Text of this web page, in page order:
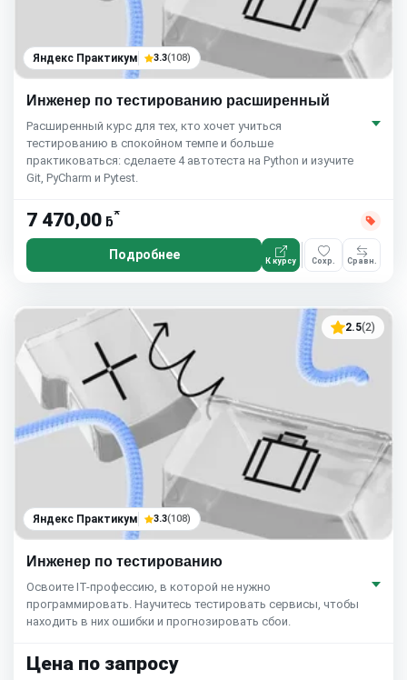
Яндекс Практикум 3.3(108)
Инженер по тестированию расширенный
Расширенный курс для тех, кто хочет учиться
тестированию в спокойном темпе и больше
практиковаться: сделаете 4 автотеста на Python и изучите
Git, PyCharm и Pytest.
7 470,00 ƃ*
Подробнее К курсу Сохр. Сравн.
2.5(2)
Яндекс Практикум 3.3(108)
Инженер по тестированию
Освоите IT-профессию, в которой не нужно
программировать. Научитесь тестировать сервисы, чтобы
находить в них ошибки и прогнозировать сбои.
Цена по запросу